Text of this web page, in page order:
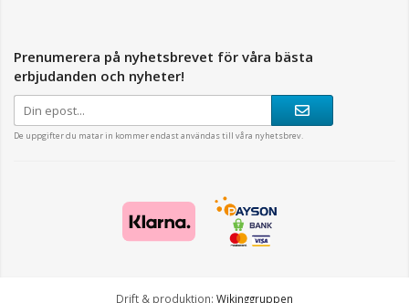
Prenumerera på nyhetsbrevet för våra bästa
erbjudanden och nyheter!
De uppgifter du matar in kommer endast användas till våra nyhetsbrev.
Drift & produktion: Wikinggruppen